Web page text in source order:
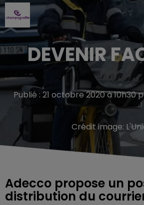
DEVENIR
Publié : 21 octobre 2020 à 10h30
Crédit image:
Adecco propose un
distribution du